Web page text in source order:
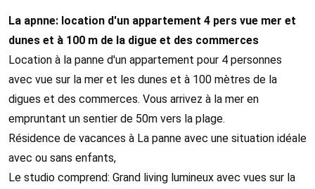
La apnne: location d'un appartement 4 pers vue mer et
dunes et à 100 m de la digue et des commerces
Location à la panne d'un appartement pour 4 personnes
avec vue sur la mer et les dunes et à 100 mètres de la
digues et des commerces. Vous arrivez à la mer en
empruntant un sentier de 50m vers la plage.
Résidence de vacances à La panne avec une situation idéale
avec ou sans enfants,
Le studio comprend: Grand living lumineux avec vues sur la